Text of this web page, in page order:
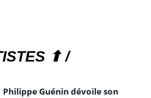
⬆ /
Philippe Guénin dévoile son